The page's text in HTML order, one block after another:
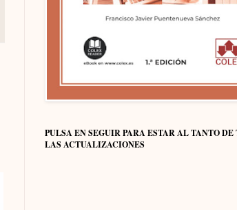
PULSA EN SEGUIR PARA ESTAR AL TANTO DE
LAS ACTUALIZACIONES